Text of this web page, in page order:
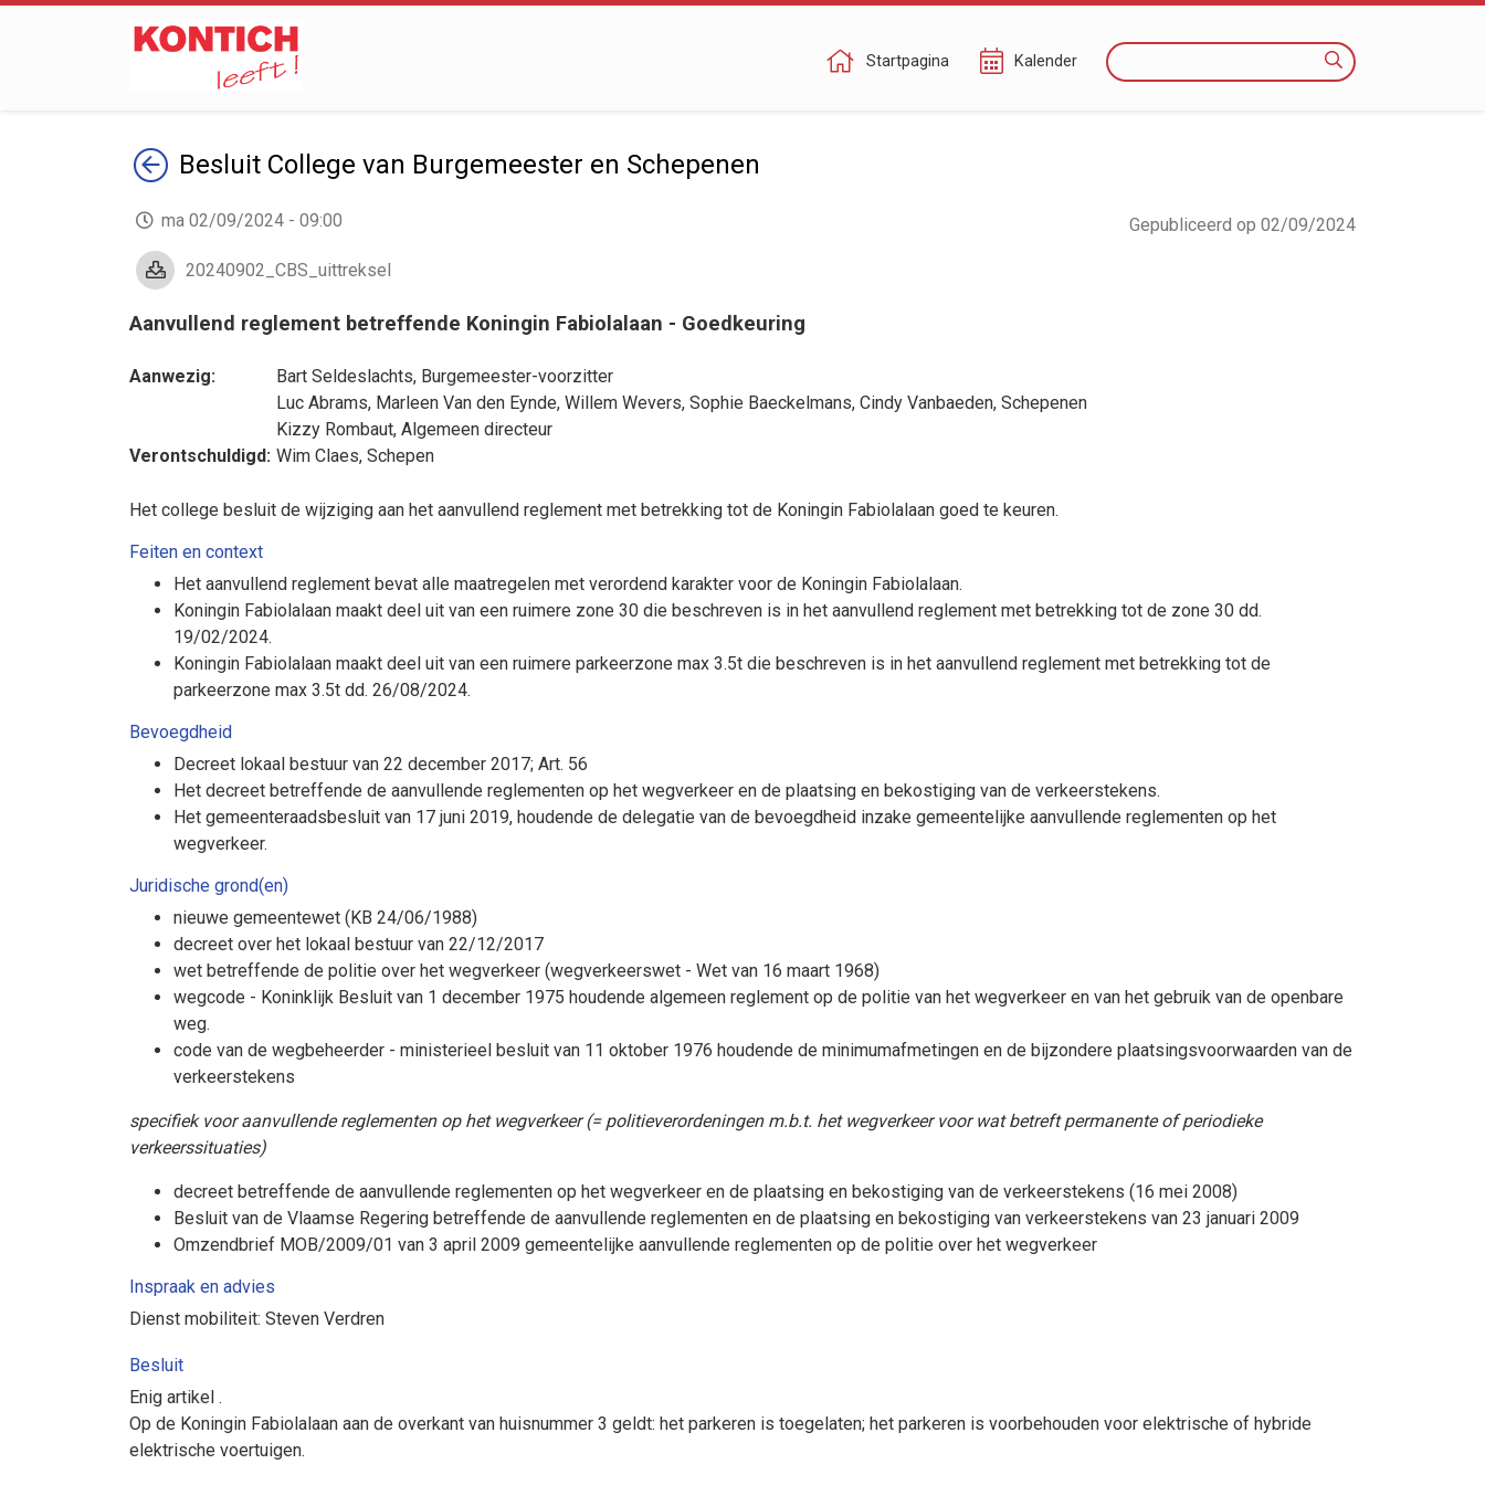
Startpagina Kalender Zoeken
TerugBesluit College van Burgemeester en Schepenen
Gepubliceerd op 02/09/2024
ma 02/09/2024 - 09:00
20240902_CBS_uittreksel
Aanvullend reglement betreffende Koningin Fabiolalaan - Goedkeuring
Aanwezig: Bart Seldeslachts, Burgemeester-voorzitter
Luc Abrams, Marleen Van den Eynde, Willem Wevers, Sophie Baeckelmans, Cindy Vanbaeden, Schepenen
Kizzy Rombaut, Algemeen directeur
Verontschuldigd: Wim Claes, Schepen
Het college besluit de wijziging aan het aanvullend reglement met betrekking tot de Koningin Fabiolalaan goed te keuren.
Feiten en context
Het aanvullend reglement bevat alle maatregelen met verordend karakter voor de Koningin Fabiolalaan.
Koningin Fabiolalaan maakt deel uit van een ruimere zone 30 die beschreven is in het aanvullend reglement met betrekking tot de zone 30 dd.
19/02/2024.
Koningin Fabiolalaan maakt deel uit van een ruimere parkeerzone max 3.5t die beschreven is in het aanvullend reglement met betrekking tot de
parkeerzone max 3.5t dd. 26/08/2024.
Bevoegdheid
Decreet lokaal bestuur van 22 december 2017; Art. 56
Het decreet betreffende de aanvullende reglementen op het wegverkeer en de plaatsing en bekostiging van de verkeerstekens.
Het gemeenteraadsbesluit van 17 juni 2019, houdende de delegatie van de bevoegdheid inzake gemeentelijke aanvullende reglementen op het
wegverkeer.
Juridische grond(en)
nieuwe gemeentewet (KB 24/06/1988)
decreet over het lokaal bestuur van 22/12/2017
wet betreffende de politie over het wegverkeer (wegverkeerswet - Wet van 16 maart 1968)
wegcode - Koninklijk Besluit van 1 december 1975 houdende algemeen reglement op de politie van het wegverkeer en van het gebruik van de openbare
weg.
code van de wegbeheerder - ministerieel besluit van 11 oktober 1976 houdende de minimumafmetingen en de bijzondere plaatsingsvoorwaarden van de
verkeerstekens
specifiek voor aanvullende reglementen op het wegverkeer (= politieverordeningen m.b.t. het wegverkeer voor wat betreft permanente of periodieke
verkeerssituaties)
decreet betreffende de aanvullende reglementen op het wegverkeer en de plaatsing en bekostiging van de verkeerstekens (16 mei 2008)
Besluit van de Vlaamse Regering betreffende de aanvullende reglementen en de plaatsing en bekostiging van verkeerstekens van 23 januari 2009
Omzendbrief MOB/2009/01 van 3 april 2009 gemeentelijke aanvullende reglementen op de politie over het wegverkeer
Inspraak en advies
Dienst mobiliteit: Steven Verdren
Besluit
Enig artikel .
Op de Koningin Fabiolalaan aan de overkant van huisnummer 3 geldt: het parkeren is toegelaten; het parkeren is voorbehouden voor elektrische of hybride
elektrische voertuigen.